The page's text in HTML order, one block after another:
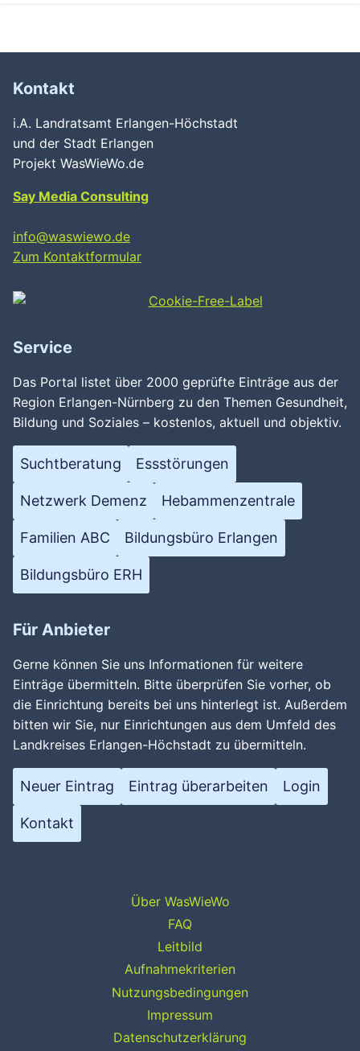
Kontakt
i.A. Landratsamt Erlangen-Höchstadt
und der Stadt Erlangen
Projekt WasWieWo.de
Say Media Consulting
info@waswiewo.de
Zum Kontaktformular
Service
Das Portal listet über 2000 geprüfte Einträge aus der
Region Erlangen-Nürnberg zu den Themen Gesundheit,
Bildung und Soziales – kostenlos, aktuell und objektiv.
Suchtberatung Essstörungen
Netzwerk Demenz Hebammenzentrale
Familien ABC Bildungsbüro Erlangen
Bildungsbüro ERH
Für Anbieter
Gerne können Sie uns Informationen für weitere
Einträge übermitteln. Bitte überprüfen Sie vorher, ob
die Einrichtung bereits bei uns hinterlegt ist. Außerdem
bitten wir Sie, nur Einrichtungen aus dem Umfeld des
Landkreises Erlangen-Höchstadt zu übermitteln.
Neuer Eintrag Eintrag überarbeiten Login
Kontakt
Über WasWieWo
FAQ
Leitbild
Aufnahmekriterien
Nutzungsbedingungen
Impressum
Datenschutzerklärung